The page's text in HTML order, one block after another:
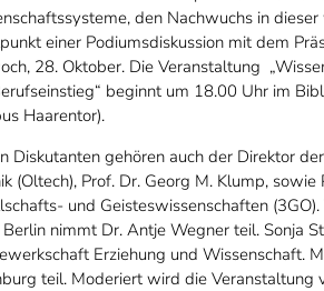
den Nachwuchs in
einer Podiumsdiskussion mit dem
28. Oktober. Die Veranstaltung
beginnt um 18.00 Uhr im
Haarentor).
Diskutanten gehören auch der Direktor
(Oltech), Prof. Dr. Georg M. Klump,
und Geisteswissenschaften
Berlin nimmt Dr. Antje Wegner teil. Sonja
Erziehung und Wissenschaft.
teil. Moderiert wird die Veranstaltung